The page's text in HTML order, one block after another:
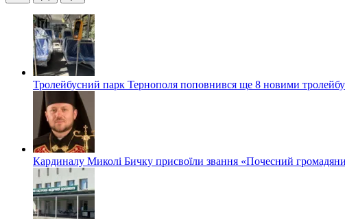
ОстанніПопулярні
Теги
Тролейбусний парк Тернополя поповнився ще 8 новими
Кардиналу Миколі Бичку присвоїли звання «Почесний